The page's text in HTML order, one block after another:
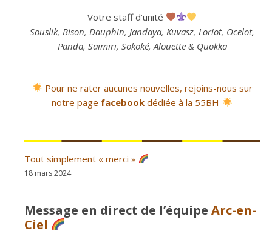
Votre staff d’unité
Souslik, Bison, Dauphin, Jandaya, Kuvasz, Loriot, Ocelot,
Panda, Saïmiri, Sokoké, Alouette & Quokka
Pour ne rater aucunes nouvelles, rejoins-nous sur
notre page facebook dédiée à la 55BH
Tout simplement « merci »
18 mars 2024
Message en direct de l’équipe Arc-en-
Ciel